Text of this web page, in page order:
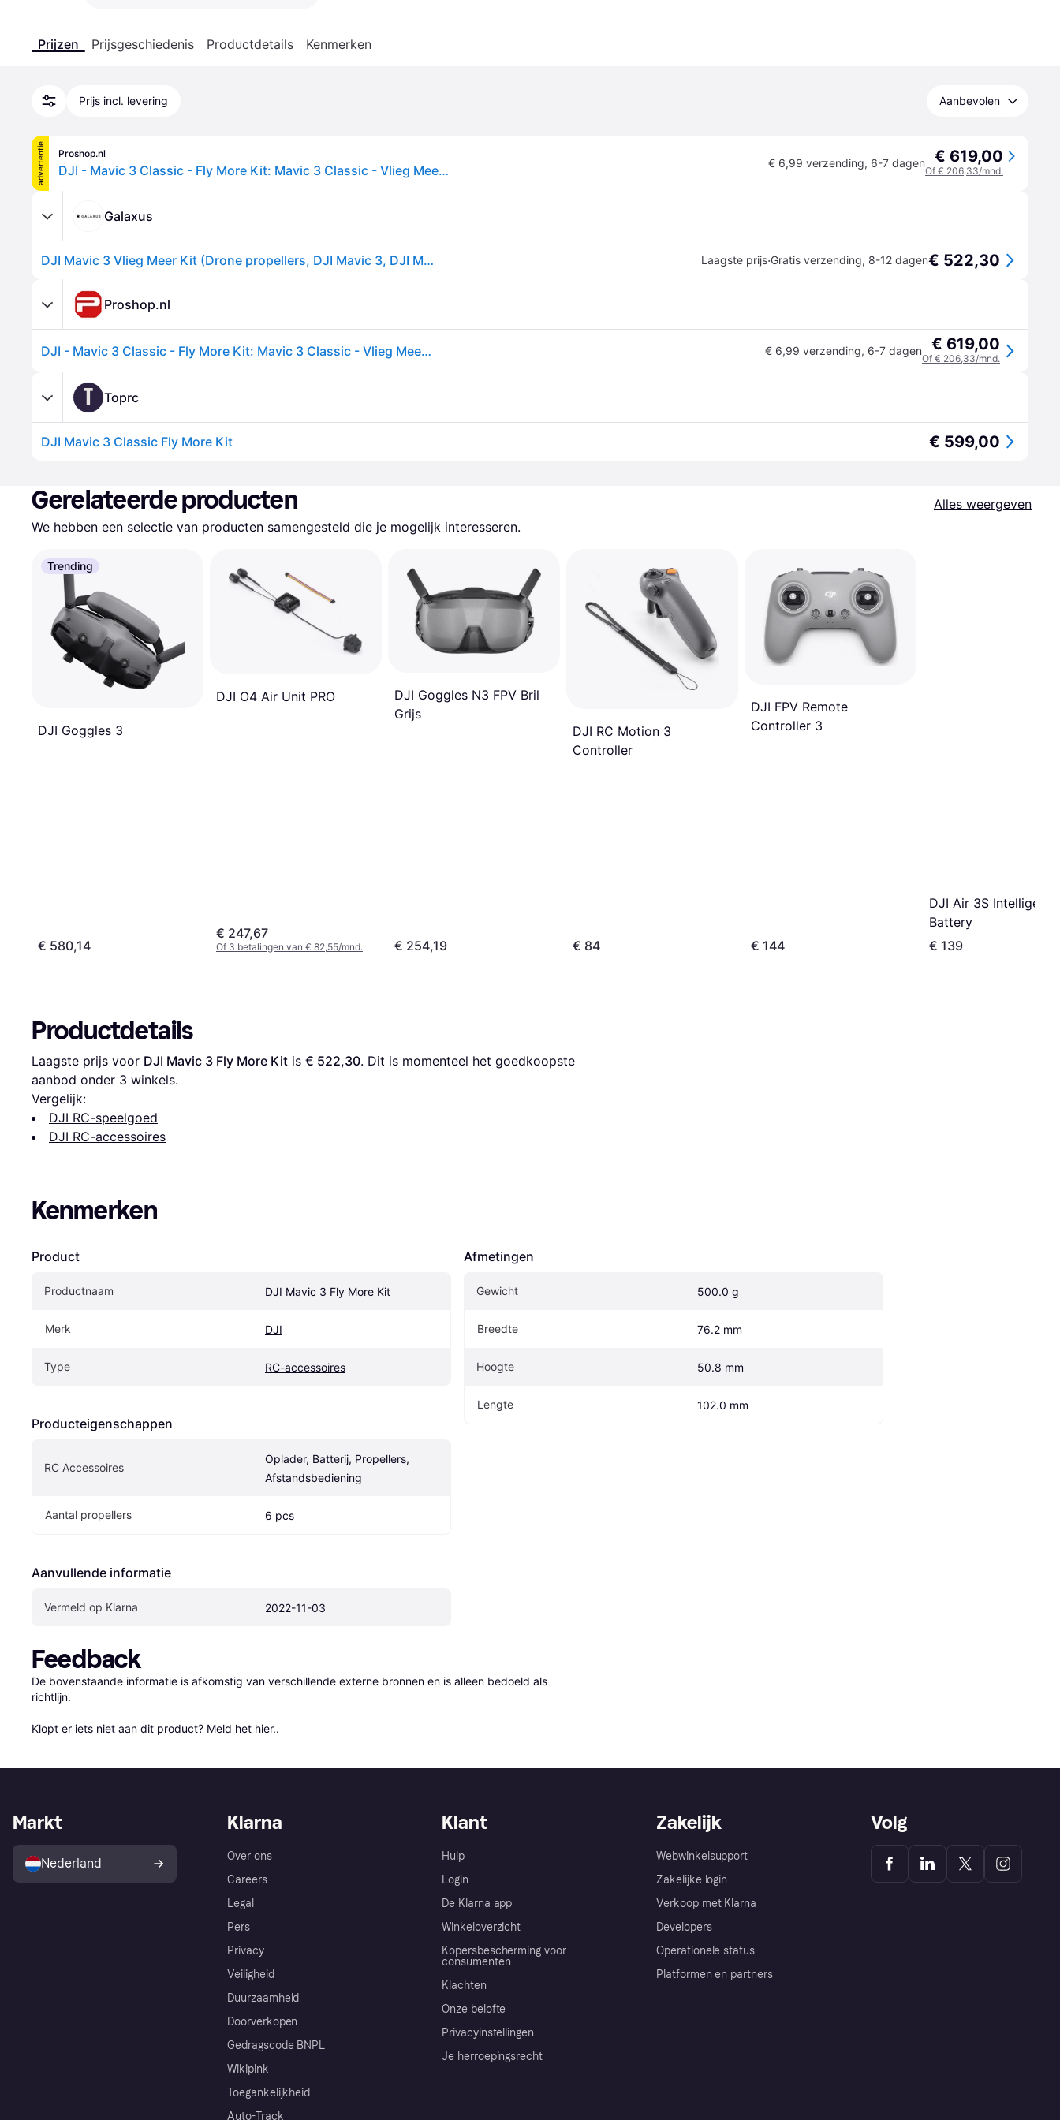
Prijzen Prijsgeschiedenis Productdetails Kenmerken
Prijs incl. levering Aanbevolen
advertentie Proshop.nl
DJI - Mavic 3 Classic - Fly More Kit: Mavic 3 Classic - Vlieg Meer Kit € 6,99 verzending, 6-7 dagen € 619,00
Of € 206,33/mnd.
Galaxus
DJI Mavic 3 Vlieg Meer Kit (Drone propellers, DJI Mavic 3, DJI Mavic 3 Cine, DJI Mavic 3 Klassiek, DJI Mavic 3 Pro, DJI Mavic 3 Pro Cine), RC drone accessoires, Grijs Laagste prijs·Gratis verzending, 8-12 dagen€ 522,30
Proshop.nl
DJI - Mavic 3 Classic - Fly More Kit: Mavic 3 Classic - Vlieg Meer Kit € 6,99 verzending, 6-7 dagen € 619,00
Of € 206,33/mnd.
T Toprc
DJI Mavic 3 Classic Fly More Kit € 599,00
Gerelateerde producten
Alles weergeven
We hebben een selectie van producten samengesteld die je mogelijk interesseren.
Trending
DJI Goggles 3
€ 580,14
DJI O4 Air Unit PRO
€ 247,67
Of 3 betalingen van € 82,55/mnd.
DJI Goggles N3 FPV Bril
Grijs
€ 254,19
DJI RC Motion 3
Controller
€ 84
DJI FPV Remote
Controller 3
€ 144
DJI Air 3S Intelligent
Battery
€ 139
Productdetails
Laagste prijs voor DJI Mavic 3 Fly More Kit is € 522,30. Dit is momenteel het goedkoopste
aanbod onder 3 winkels.
Vergelijk:
DJI RC-speelgoed
DJI RC-accessoires
Kenmerken
Product
Productnaam DJI Mavic 3 Fly More Kit
Merk DJI
Type RC-accessoires
Producteigenschappen
RC Accessoires
Oplader, Batterij, Propellers,
Afstandsbediening
Aantal propellers 6 pcs
Aanvullende informatie
Vermeld op Klarna 2022-11-03
Afmetingen
Gewicht 500.0 g
Breedte 76.2 mm
Hoogte 50.8 mm
Lengte 102.0 mm
Feedback
De bovenstaande informatie is afkomstig van verschillende externe bronnen en is alleen bedoeld als
richtlijn.
Klopt er iets niet aan dit product? Meld het hier..
Klarna
Over ons
Careers
Legal
Pers
Privacy
Veiligheid
Duurzaamheid
Doorverkopen
Gedragscode BNPL
Wikipink
Toegankelijkheid
Auto-Track
Klant
Hulp
Login
De Klarna app
Winkeloverzicht
Kopersbescherming voor
consumenten
Klachten
Onze belofte
Privacyinstellingen
Je herroepingsrecht
Zakelijk
Webwinkelsupport
Zakelijke login
Verkoop met Klarna
Developers
Operationele status
Platformen en partners
Markt
Nederland
Volg